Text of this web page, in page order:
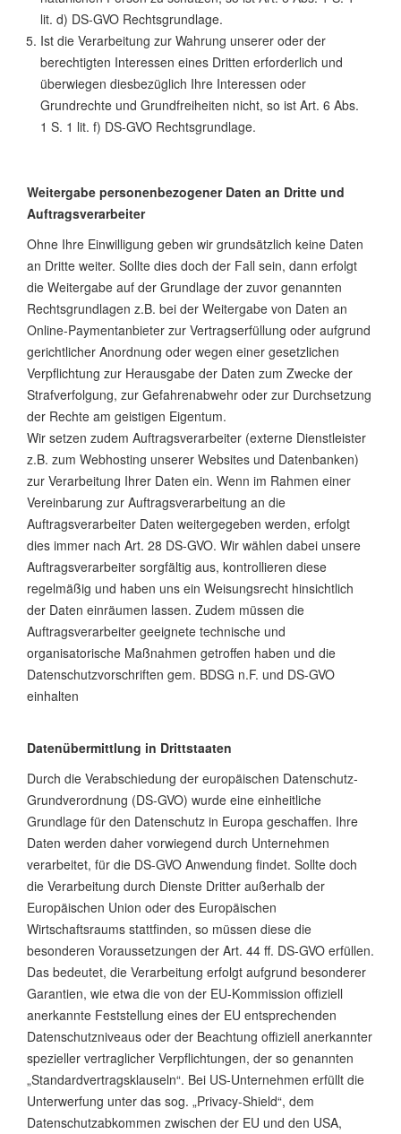
lit. d) DS-GVO Rechtsgrundlage.
Ist die Verarbeitung zur Wahrung unserer oder der
berechtigten Interessen eines Dritten erforderlich und
überwiegen diesbezüglich Ihre Interessen oder
Grundrechte und Grundfreiheiten nicht, so ist Art. 6 Abs.
1 S. 1 lit. f) DS-GVO Rechtsgrundlage.
Weitergabe personenbezogener Daten an Dritte und
Auftragsverarbeiter
Ohne Ihre Einwilligung geben wir grundsätzlich keine Daten
an Dritte weiter. Sollte dies doch der Fall sein, dann erfolgt
die Weitergabe auf der Grundlage der zuvor genannten
Rechtsgrundlagen z.B. bei der Weitergabe von Daten an
Online-Paymentanbieter zur Vertragserfüllung oder aufgrund
gerichtlicher Anordnung oder wegen einer gesetzlichen
Verpflichtung zur Herausgabe der Daten zum Zwecke der
Strafverfolgung, zur Gefahrenabwehr oder zur Durchsetzung
der Rechte am geistigen Eigentum.
Wir setzen zudem Auftragsverarbeiter (externe Dienstleister
z.B. zum Webhosting unserer Websites und Datenbanken)
zur Verarbeitung Ihrer Daten ein. Wenn im Rahmen einer
Vereinbarung zur Auftragsverarbeitung an die
Auftragsverarbeiter Daten weitergegeben werden, erfolgt
dies immer nach Art. 28 DS-GVO. Wir wählen dabei unsere
Auftragsverarbeiter sorgfältig aus, kontrollieren diese
regelmäßig und haben uns ein Weisungsrecht hinsichtlich
der Daten einräumen lassen. Zudem müssen die
Auftragsverarbeiter geeignete technische und
organisatorische Maßnahmen getroffen haben und die
Datenschutzvorschriften gem. BDSG n.F. und DS-GVO
einhalten
Datenübermittlung in Drittstaaten
Durch die Verabschiedung der europäischen Datenschutz-
Grundverordnung (DS-GVO) wurde eine einheitliche
Grundlage für den Datenschutz in Europa geschaffen. Ihre
Daten werden daher vorwiegend durch Unternehmen
verarbeitet, für die DS-GVO Anwendung findet. Sollte doch
die Verarbeitung durch Dienste Dritter außerhalb der
Europäischen Union oder des Europäischen
Wirtschaftsraums stattfinden, so müssen diese die
besonderen Voraussetzungen der Art. 44 ff. DS-GVO erfüllen.
Das bedeutet, die Verarbeitung erfolgt aufgrund besonderer
Garantien, wie etwa die von der EU-Kommission offiziell
anerkannte Feststellung eines der EU entsprechenden
Datenschutzniveaus oder der Beachtung offiziell anerkannter
spezieller vertraglicher Verpflichtungen, der so genannten
„Standardvertragsklauseln“. Bei US-Unternehmen erfüllt die
Unterwerfung unter das sog. „Privacy-Shield“, dem
Datenschutzabkommen zwischen der EU und den USA,